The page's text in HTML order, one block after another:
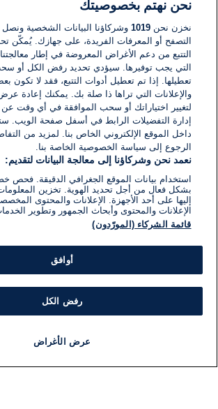
نحن نهتم بخصوصيتك
نخزن نحن1019 وشركاؤنا البيانات الشخصية ونصل
التصفح أو المعرفات الفريدة، على جهازك. يُمكّن
التتبع من دعم الأغراض المعروضة في إطار معالجتنا
التي يجب توفيرها. سيؤدي تحديد رفض الكل أو
تعطيلها. إذا تم تعطيل أدوات التتبع، فقد لا تكون
والإعلانات التي تراها ذا صلة بك. يمكنك إعادة
لتغيير اختياراتك أو سحب الموافقة في أي وقت
إدارة التفضيلات الرابط في أسفل صفحة الويب.
داخل الموقع الإلكتروني الخاص بنا. لمزيد من
الرجوع إلى سياسة الخصوصية الخاصة بنا.
نعمد نحن وشركاؤنا إلى معالجة البيانات لتقديم:
استخدام بيانات الموقع الجغرافي الدقيقة. فحص
بشكل فعال من أجل تحديد الهوية. تخزين
إليها على أحد الأجهزة. الإعلانات والمحتوى
الإعلانات والمحتوى وأبحاث الجمهور وتطوير
قائمة الشركاء (المورّدون)
أوافق
رفض الكل
عرض الأغراض